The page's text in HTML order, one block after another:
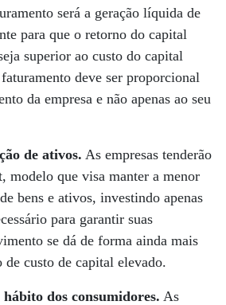
será a geração líquida de
para que o retorno do capital
superior ao custo do capital
deve ser proporcional
da empresa e não apenas ao seu
de ativos. As empresas tenderão
modelo que visa manter a menor
bens e ativos, investindo apenas
para garantir suas
se dá de forma ainda mais
de custo de capital elevado.
dos consumidores. As